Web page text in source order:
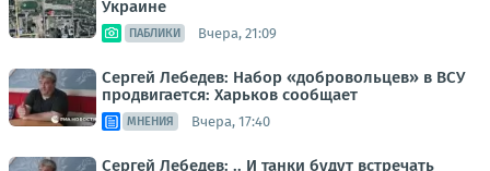
Украине
ПАБЛИКИ Вчера, 21:09
Сергей Лебедев: Набор «добровольцев» в ВСУ
продвигается: Харьков сообщает
МНЕНИЯ Вчера, 17:40
Сергей Лебедев: .. И танки будут встречать